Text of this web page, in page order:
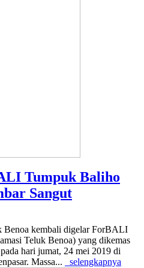
Tumpuk Baliho
Sangut
Benoa kembali digelar ForBALI
Teluk Benoa) yang dikemas
hari jumat, 24 mei 2019 di
Massa...
selengkapnya